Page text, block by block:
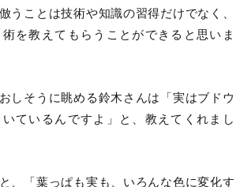
うことは技術や知識の習得だけでなく、
を教えてもらうことができると思いま
しそうに眺める鈴木さんは「実はブドウ
ているんですよ」と、教えてくれまし
、「葉っぱも実も、いろんな色に変化す